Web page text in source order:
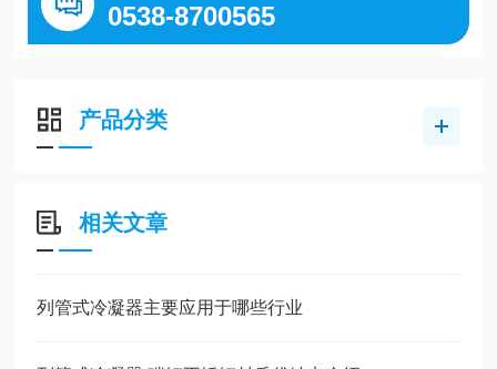
0538-8700565
产品分类
相关文章
列管式冷凝器主要应用于哪些行业